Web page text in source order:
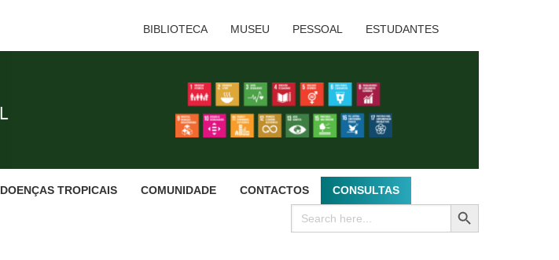
BIBLIOTECA MUSEU PESSOAL ESTUDANTES
DOENÇAS TROPICAIS COMUNIDADE CONTACTOS CONSULTAS
Search
for:
SEARCH BUTTON